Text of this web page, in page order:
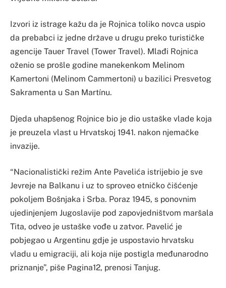
Izvori iz istrage kažu da je Rojnica toliko novca uspio
da prebabci iz jedne države u drugu preko turističke
agencije Tauer Travel (Tower Travel). Mlađi Rojnica
oženio se prošle godine manekenkom Melinom
Kamertoni (Melinom Cammertoni) u bazilici Presvetog
Sakramenta u San Martínu.
Djeda uhapšenog Rojnice bio je dio ustaške vlade koja
je preuzela vlast u Hrvatskoj 1941. nakon njemačke
invazije.
“Nacionalistički režim Ante Pavelića istrijebio je sve
Jevreje na Balkanu i uz to sproveo etničko čišćenje
pokoljem Bošnjaka i Srba. Poraz 1945, s ponovnim
ujedinjenjem Jugoslavije pod zapovjedništvom maršala
Tita, odveo je ustaške vođe u zatvor. Pavelić je
pobjegao u Argentinu gdje je uspostavio hrvatsku
vladu u emigraciji, ali koja nije postigla međunarodno
priznanje”, piše Pagina12, prenosi Tanjug.